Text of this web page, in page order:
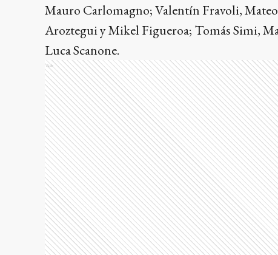
Mauro Carlomagno; Valentín Fravoli,
Aroztegui y Mikel Figueroa; Tomás Simi,
Luca Scanone.
Ads